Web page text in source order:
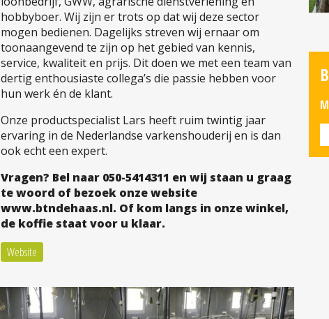
hobbyboer. Wij zijn er trots op dat wij deze sector
mogen bedienen. Dagelijks streven wij ernaar om
toonaangevend te zijn op het gebied van kennis,
service, kwaliteit en prijs. Dit doen we met een team van
dertig enthousiaste collega’s die passie hebben voor
hun werk én de klant.
Onze productspecialist Lars heeft ruim twintig jaar
ervaring in de Nederlandse varkenshouderij en is dan
ook echt een expert.
Vragen? Bel naar 050-5414311 en wij staan u graag
te woord of bezoek onze website
www.btndehaas.nl. Of kom langs in onze winkel,
de koffie staat voor u klaar.
Website